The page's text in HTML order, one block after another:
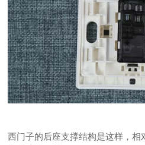
西门子的后座支撑结构是这样，